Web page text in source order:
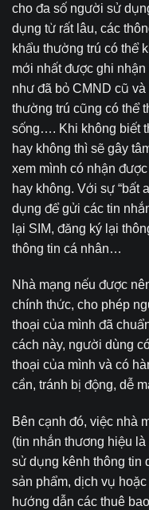
cho đa số người sử
dụng từ rất lâu, các
khẩu thường trú có thể
mới nhất được ghi
như đã bỏ CMND cũ
thường trú cũng có thể
sống…. Khi không biết
hay không thì sẽ gây
xem mình có nhận
hay không. Với sự “bất
dụng để gửi các tin
lại SIM, đăng ký lại
thông tin cá nhân…
Nhà mạng nếu được
chính thức, cho phép
thoại của mình đã
cách này, người dùng
thoại của mình và có
cần, tránh bị động, dễ
Bên cạnh đó, việc nhà
(tin nhắn thương hiệu
sử dụng kênh thông tin
sản phẩm, dịch vụ
hướng dẫn các thuê